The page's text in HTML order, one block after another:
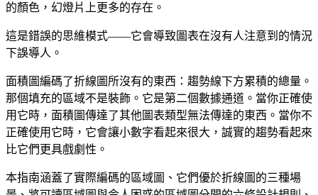
的顏色，幻燈片上更多的存在。
這是錯誤的思維模式——它會導致圖表在沒有人注意到的情況
下誤導人。
面積圖編碼了折線圖所沒有的東西：趨勢線下方累積的總量。
那個填充的區域不是裝飾。它是第二個數據通道。當你正確使
用它時，面積圖傳達了其他圖表類型無法傳達的東西。當你不
正確使用它時，它會讓小數字看起來很大，誠實的趨勢看起來
比它們更具戲劇性。
本指南涵蓋了實際編碼的區域圖、它們優於折線圖的三種場